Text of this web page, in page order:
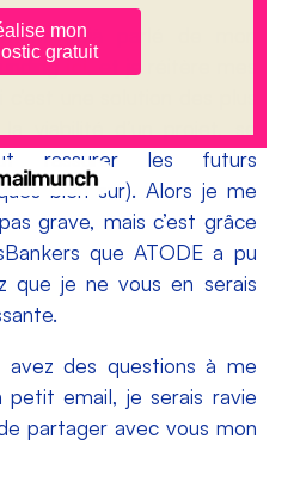
déjà parlé de mon
ici, et je réitère mes
rassurer les futurs
bien sur). Alors je me
grave, mais c’est grâce
que ATODE a pu
que je ne vous en serais
avez des questions à me
petit email, je serais ravie
partager avec vous mon